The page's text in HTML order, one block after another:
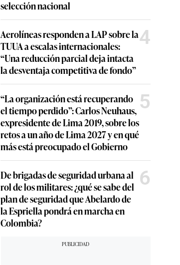
selección nacional
Aerolíneas responden a LAP sobre la
TUUA a escalas internacionales:
“Una reducción parcial deja intacta
la desventaja competitiva de fondo”
4
“La organización está recuperando
el tiempo perdido”: Carlos Neuhaus,
expresidente de Lima 2019, sobre los
retos a un año de Lima 2027 y en qué
más está preocupado el Gobierno
5
De brigadas de seguridad urbana al
rol de los militares: ¿qué se sabe del
plan de seguridad que Abelardo de
la Espriella pondrá en marcha en
Colombia?
6